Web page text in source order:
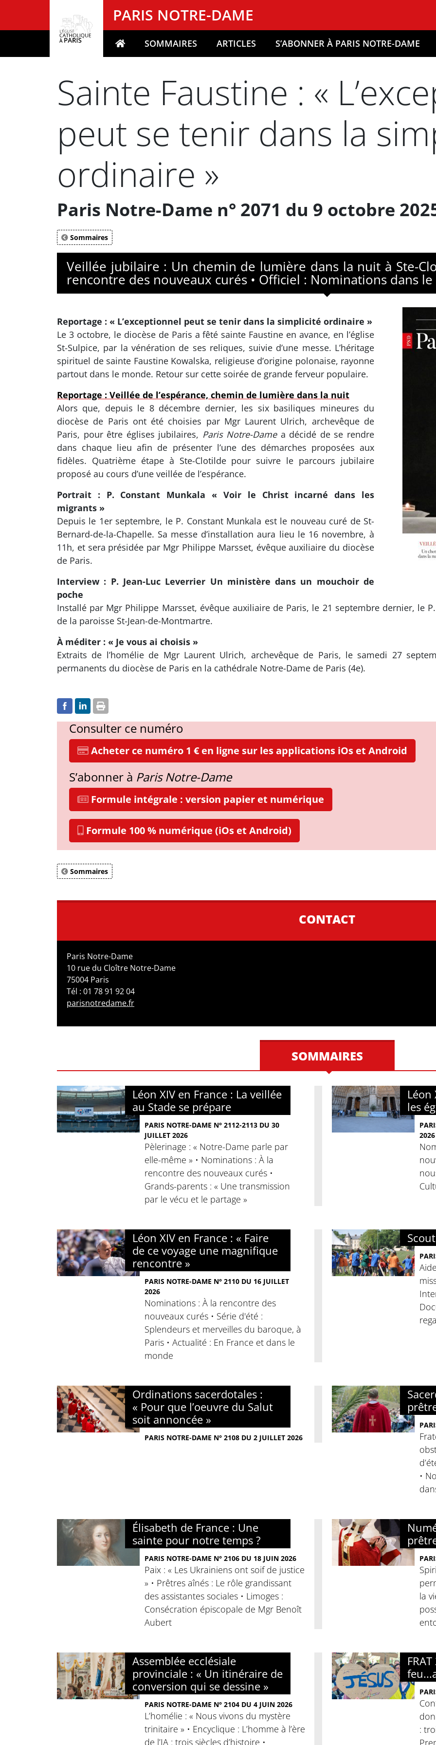
PARIS NOTRE-DAME
Votre rechercheSOMMAIRES ARTICLES S’ABONNER À PARIS NOTRE-DAME
Sainte Faustine : «
peut se tenir dans la
ordinaire »
Paris Notre-Dame n° 2071 du 9 octobre
Sommaires
Veillée jubilaire : Un chemin de lumière dans la nuit à Ste-
rencontre des nouveaux curés • Officiel : Nominations dans
Reportage : « L’exceptionnel peut se tenir dans la simplicité ordinaire »
Le 3 octobre, le diocèse de Paris a fêté sainte Faustine en avance, en l’église
St-Sulpice, par la vénération de ses reliques, suivie d’une messe. L’héritage
spirituel de sainte Faustine Kowalska, religieuse d’origine polonaise, rayonne
partout dans le monde. Retour sur cette soirée de grande ferveur populaire.
Reportage : Veillée de l’espérance, chemin de lumière dans la nuit
Alors que, depuis le 8 décembre dernier, les six basiliques mineures du
diocèse de Paris ont été choisies par Mgr Laurent Ulrich, archevêque de
Paris, pour être églises jubilaires, Paris Notre-Damea décidé de se rendre
dans chaque lieu afin de présenter l’une des démarches proposées aux
fidèles. Quatrième étape à Ste-Clotilde pour suivre le parcours jubilaire
proposé au cours d’une veillée de l’espérance.
Portrait : P. Constant Munkala « Voir le Christ incarné dans les
migrants »
Depuis le 1er septembre, le P. Constant Munkala est le nouveau curé de St-
Bernard-de-la-Chapelle. Sa messe d’installation aura lieu le 16 novembre, à
11h, et sera présidée par Mgr Philippe Marsset, évêque auxiliaire du diocèse
de Paris.
Interview : P. Jean-Luc Leverrier Un ministère dans un mouchoir de
poche
Installé par Mgr Philippe Marsset, évêque auxiliaire de Paris, le 21 septembre dernier, le
de la paroisse St-Jean-de-Montmartre.
À méditer : « Je vous ai choisis »
Extraits de l’homélie de Mgr Laurent Ulrich, archevêque de Paris, le samedi 27
permanents du diocèse de Paris en la cathédrale Notre-Dame de Paris (4e).
Consulter ce numéro
Acheter ce numéro 1 € en ligne sur les applications iOs et Android
S’abonner à Paris Notre-Dame
Formule intégrale : version papier et numérique
Formule 100 % numérique (iOs et Android)
Sommaires
CONTACT
Paris Notre-Dame
10 rue du Cloître Notre-Dame
75004 Paris
Tél : 01 78 91 92 04
parisnotredame.fr
SOMMAIRES
Léon XIV en France : La veillée
au Stade se prépare
PARIS NOTRE-DAME N° 2112-2113 DU 30
JUILLET 2026
Pèlerinage : « Notre-Dame parle par
elle-même » • Nominations : À la
rencontre des nouveaux curés •
Grands-parents : « Une transmission
par le vécu et le partage »
Léon
les
2026
Léon XIV en France : « Faire
de ce voyage une magnifique
rencontre »
PARIS NOTRE-DAME N° 2110 DU 16 JUILLET
2026
Nominations : À la rencontre des
nouveaux curés • Série d'été :
Splendeurs et merveilles du baroque, à
Paris • Actualité : En France et dans le
monde
Ordinations sacerdotales :
« Pour que l’oeuvre du Salut
soit annoncée »
PARIS NOTRE-DAME N° 2108 DU 2 JUILLET 2026
•
Élisabeth de France : Une
sainte pour notre temps ?
PARIS NOTRE-DAME N° 2106 DU 18 JUIN 2026
Paix : « Les Ukrainiens ont soif de justice
» • Prêtres aînés : Le rôle grandissant
des assistantes sociales • Limoges :
Consécration épiscopale de Mgr Benoît
Aubert
la
Assemblée ecclésiale
provinciale : « Un itinéraire de
conversion qui se dessine »
PARIS NOTRE-DAME N° 2104 DU 4 JUIN 2026
L’homélie : « Nous vivons du mystère
trinitaire » • Encyclique : L’homme à l’ère
de l’IA : trois siècles d’histoire •
: